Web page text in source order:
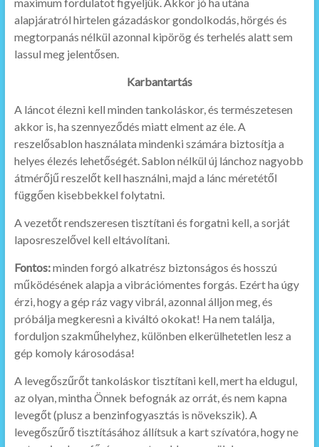
alapjáratról hirtelen gázadáskor gondolkodás, hörgés és
megtorpanás nélkül azonnal kipörög és terhelés alatt sem
lassul meg jelentősen.
Karbantartás
A láncot élezni kell minden tankoláskor, és természetesen
akkor is, ha szennyeződés miatt elment az éle. A
reszelősablon használata mindenki számára biztosítja a
helyes élezés lehetőségét. Sablon nélkül új lánchoz nagyobb
átmérőjű reszelőt kell használni, majd a lánc méretétől
függően kisebbekkel folytatni.
A vezetőt rendszeresen tisztítani és forgatni kell, a sorját
laposreszelővel kell eltávolítani.
Fontos:minden forgó alkatrész biztonságos és hosszú
működésének alapja a vibrációmentes forgás. Ezért ha úgy
érzi, hogy a gép ráz vagy vibrál, azonnal álljon meg, és
próbálja megkeresni a kiváltó okokat! Ha nem találja,
forduljon szakműhelyhez, különben elkerülhetetlen lesz a
gép komoly károsodása!
A levegőszűrőt tankoláskor tisztítani kell, mert ha eldugul,
az olyan, mintha Önnek befognák az orrát, és nem kapna
levegőt (plusz a benzinfogyasztás is növekszik). A
levegőszűrő tisztításához állítsuk a kart szívatóra, hogy ne